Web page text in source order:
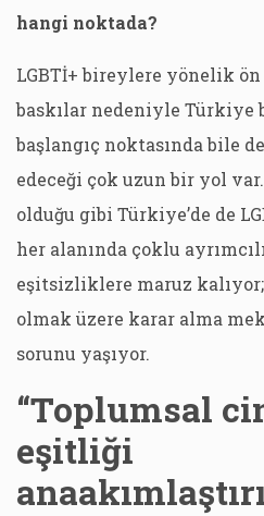
hangi noktada?
LGBTİ+ bireylere yönelik
baskılar nedeniyle Türkiye
başlangıç noktasında bile
edeceği çok uzun bir yol
olduğu gibi Türkiye’de de
her alanında çoklu
eşitsizliklere maruz
olmak üzere karar alma
sorunu yaşıyor.
“Toplumsal
eşitliği